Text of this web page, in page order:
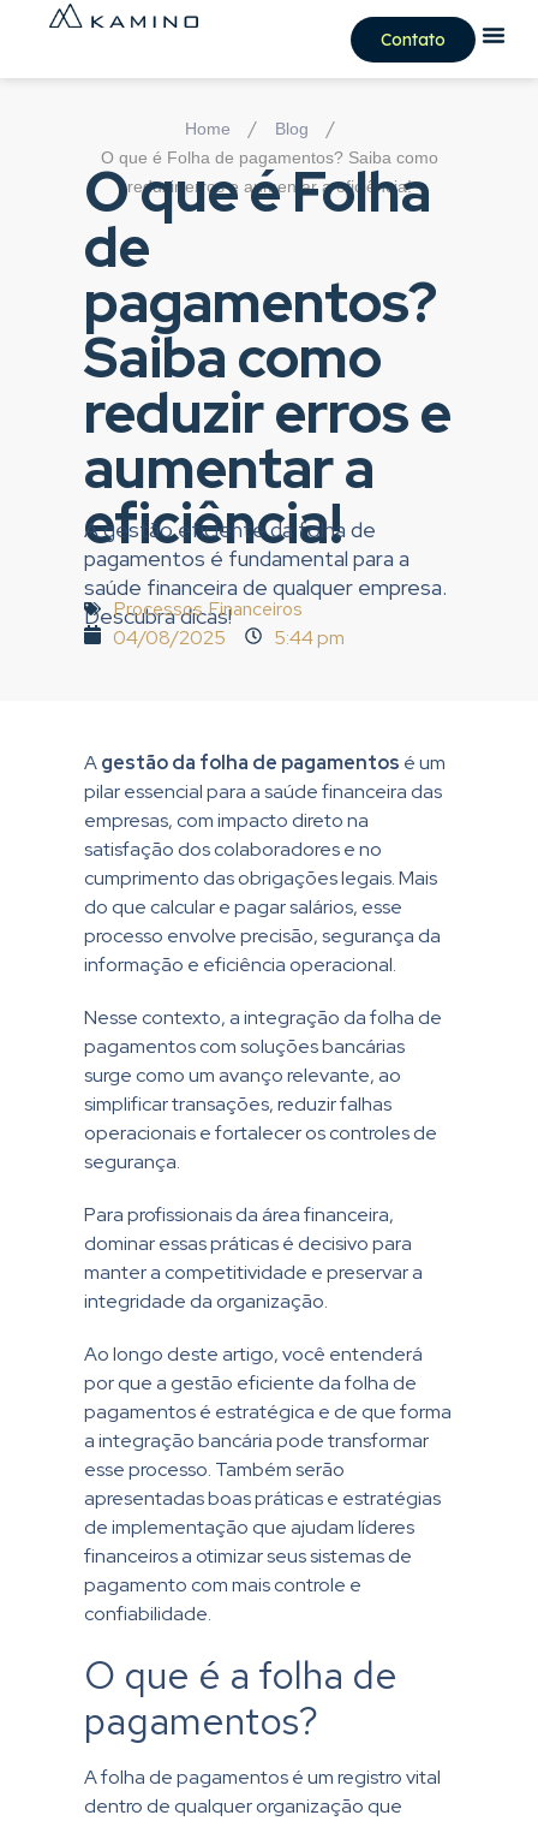
Contato
Home / Blog /
O que é Folha de pagamentos? Saiba como
reduzir erros e aumentar a eficiência!
O que é Folha
de
pagamentos?
Saiba como
reduzir erros e
aumentar a
eficiência!
A gestão eficiente da folha de
pagamentos é fundamental para a
saúde financeira de qualquer empresa.
Descubra dicas!
Processos Financeiros
04/08/2025
5:44 pm
Agestão da folha de pagamentos é um
pilar essencial para a saúde financeira das
empresas, com impacto direto na
satisfação dos colaboradores e no
cumprimento das obrigações legais. Mais
do que calcular e pagar salários, esse
processo envolve precisão, segurança da
informação e eficiência operacional.
Nesse contexto, a integração da folha de
pagamentos com soluções bancárias
surge como um avanço relevante, ao
simplificar transações, reduzir falhas
operacionais e fortalecer os controles de
segurança.
Para profissionais da área financeira,
dominar essas práticas é decisivo para
manter a competitividade e preservar a
integridade da organização.
Ao longo deste artigo, você entenderá
por que a gestão eficiente da folha de
pagamentos é estratégica e de que forma
a integração bancária pode transformar
esse processo. Também serão
apresentadas boas práticas e estratégias
de implementação que ajudam líderes
financeiros a otimizar seus sistemas de
pagamento com mais controle e
confiabilidade.
O que é a folha de
pagamentos?
A folha de pagamentos é um registro vital
dentro de qualquer organização que